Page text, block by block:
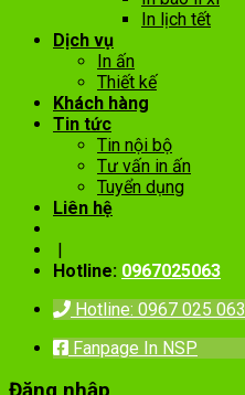
In lịch tết
Dịch vụ
In ấn
Thiết kế
Khách hàng
Tin tức
Tin nội bộ
Tư vấn in ấn
Tuyển dụng
Liên hệ
|
Hotline: 0967025063
Hotline: 0967 025 063
Fanpage In NSP